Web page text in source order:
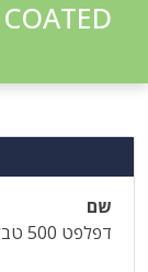
שם
דפלפט 500 טבליות מצופות